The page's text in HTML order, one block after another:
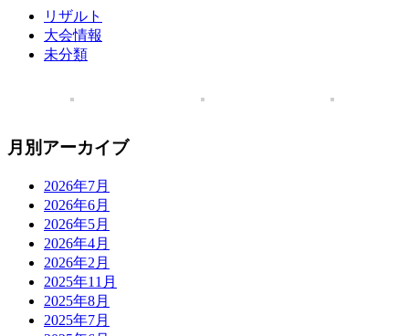
リザルト
大会情報
未分類
月別アーカイブ
2026年7月
2026年6月
2026年5月
2026年4月
2026年2月
2025年11月
2025年8月
2025年7月